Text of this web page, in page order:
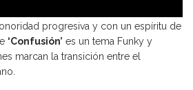
progresiva y con un espíritu de
‘Confusión’ es un tema Funky y
marcan la transición entre el